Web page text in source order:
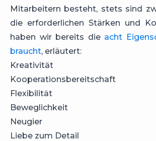
Mitarbeitern besteht, stets sind
die erforderlichen Stärken und
haben wir bereits die acht
braucht, erläutert:
Kreativität
Kooperationsbereitschaft
Flexibilität
Beweglichkeit
Neugier
Liebe zum Detail